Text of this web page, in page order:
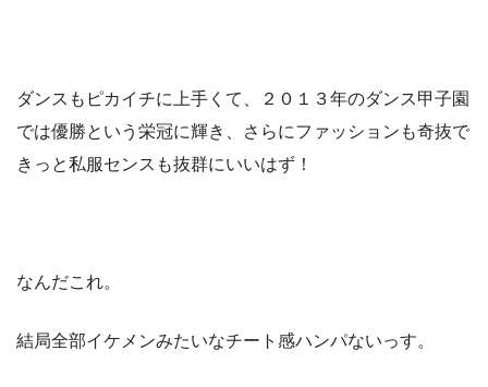
ダンスもピカイチに上手くて、２０１３年のダンス甲子園
では優勝という栄冠に輝き、さらにファッションも奇抜で
きっと私服センスも抜群にいいはず！
なんだこれ。
結局全部イケメンみたいなチート感ハンパないっす。